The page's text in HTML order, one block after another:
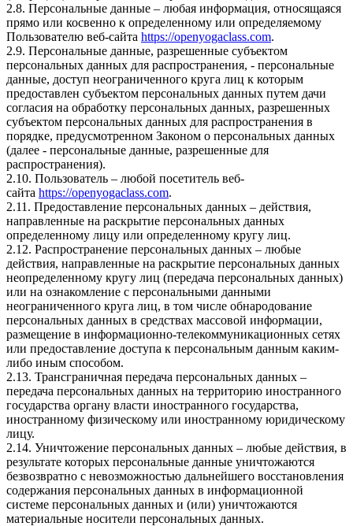
2.8. Персональные данные – любая информация, относящаяся
прямо или косвенно к определенному или определяемому
Пользователю веб-сайта https://openyogaclass.com.
2.9. Персональные данные, разрешенные субъектом
персональных данных для распространения, - персональные
данные, доступ неограниченного круга лиц к которым
предоставлен субъектом персональных данных путем дачи
согласия на обработку персональных данных, разрешенных
субъектом персональных данных для распространения в
порядке, предусмотренном Законом о персональных данных
(далее - персональные данные, разрешенные для
распространения).
2.10. Пользователь – любой посетитель веб-
сайта https://openyogaclass.com.
2.11. Предоставление персональных данных – действия,
направленные на раскрытие персональных данных
определенному лицу или определенному кругу лиц.
2.12. Распространение персональных данных – любые
действия, направленные на раскрытие персональных данных
неопределенному кругу лиц (передача персональных данных)
или на ознакомление с персональными данными
неограниченного круга лиц, в том числе обнародование
персональных данных в средствах массовой информации,
размещение в информационно-телекоммуникационных сетях
или предоставление доступа к персональным данным каким-
либо иным способом.
2.13. Трансграничная передача персональных данных –
передача персональных данных на территорию иностранного
государства органу власти иностранного государства,
иностранному физическому или иностранному юридическому
лицу.
2.14. Уничтожение персональных данных – любые действия, в
результате которых персональные данные уничтожаются
безвозвратно с невозможностью дальнейшего восстановления
содержания персональных данных в информационной
системе персональных данных и (или) уничтожаются
материальные носители персональных данных.